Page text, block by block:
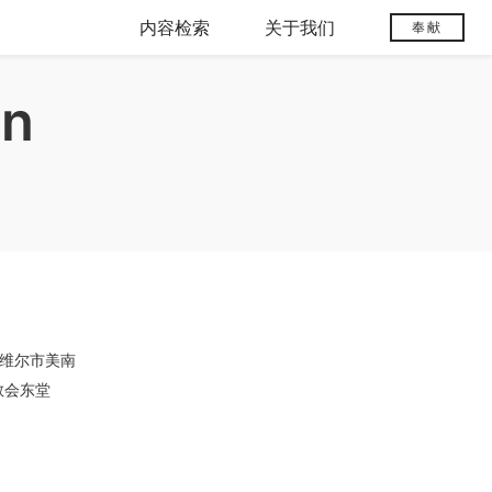
内容检索 关于我们 奉献
尔市美南
会东堂